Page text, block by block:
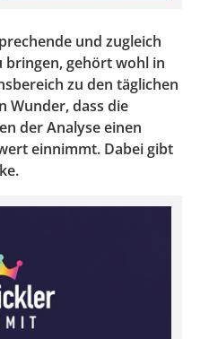
und zugleich
bringen, gehört wohl in
zu den täglichen
Wunder, dass die
der Analyse einen
einnimmt. Dabei gibt